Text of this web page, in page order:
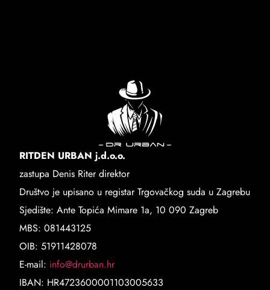
RITDEN URBAN j.d.o.o.
zastupa Denis Riter direktor
Društvo je upisano u registar Trgovačkog suda u Zagrebu
Sjedište: Ante Topića Mimare 1a, 10 090 Zagreb
MBS: 081443125
OIB: 51911428078
E-mail: info@drurban.hr
IBAN: HR4723600001103005633